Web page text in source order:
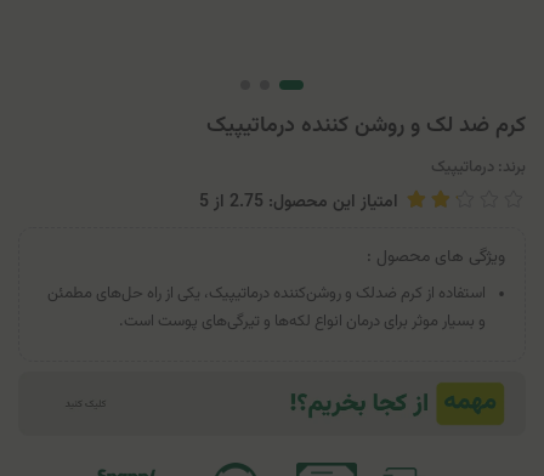
کرم ضد لک و روشن کننده درماتیپیک
برند: درماتیپیک
امتیاز این محصول: 2.75 از 5
ویژگی های محصول :
استفاده از کرم ضد‌لک و روشن‌کننده درماتیپیک، یکی از راه حل‌های مطمئن
و بسیار موثر برای درمان انواع لکه‌ها و تیرگی‌های پوست است.